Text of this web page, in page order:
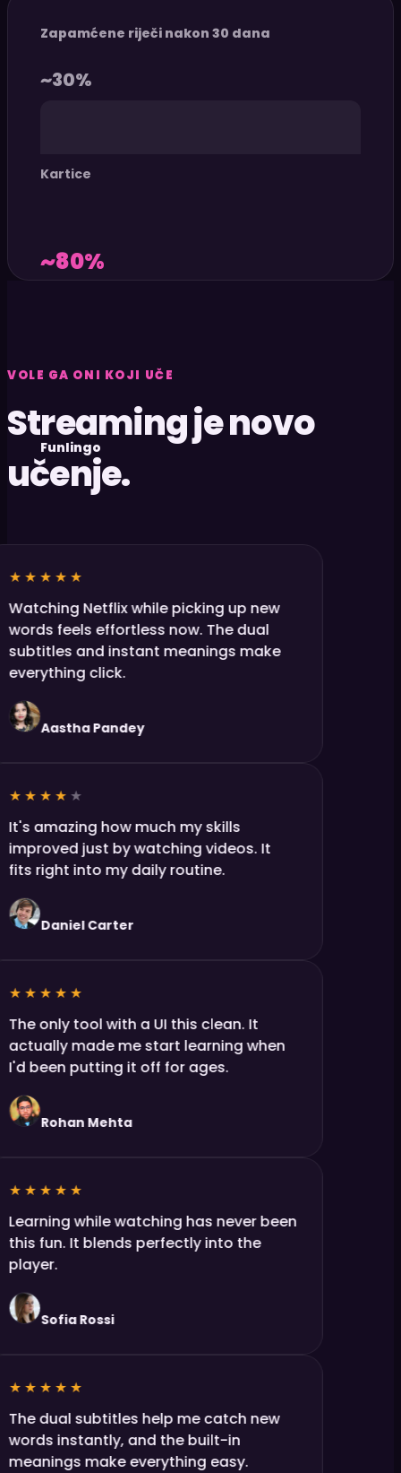
Zapamćene riječi nakon 30 dana
~30%
Kartice
~80%
Funlingo
VOLE GA ONI KOJI UČE
Streaming je novo
učenje.
★★★★★
Watching Netflix while picking up new
words feels effortless now. The dual
subtitles and instant meanings make
everything click.
Aastha Pandey
★★★★★
It's amazing how much my skills
improved just by watching videos. It
fits right into my daily routine.
Daniel Carter
★★★★★
The only tool with a UI this clean. It
actually made me start learning when
I'd been putting it off for ages.
Rohan Mehta
★★★★★
Learning while watching has never been
this fun. It blends perfectly into the
player.
Sofia Rossi
★★★★★
The dual subtitles help me catch new
words instantly, and the built-in
meanings make everything easy.